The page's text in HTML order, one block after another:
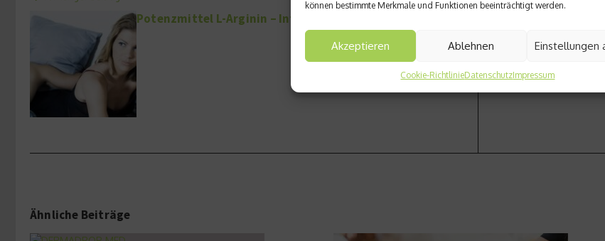
können bestimmte Merkmale und Funktionen beeinträchtigt werden.
Akzeptieren Ablehnen Einstellungen
Cookie-RichtlinieDatenschutzImpressum
Potenzmittel L-Arginin – Interview mit Urologe Dr. Bauer Vom gesunden
Ähnliche Beiträge